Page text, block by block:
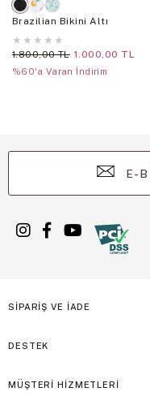
Brazilian Bikini Altı
★ ★ ★ ★ ★
1.800,00 TL 1.000,00 TL
%60'a Varan İndirim
E-
SİPARİŞ VE İADE
DESTEK
MÜŞTERİ HİZMETLERİ